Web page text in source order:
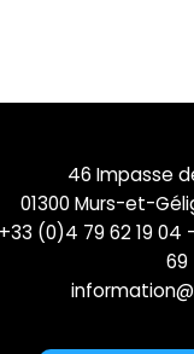
46 Impasse
01300 Murs-et-
(0)4 79 62 19 04
69